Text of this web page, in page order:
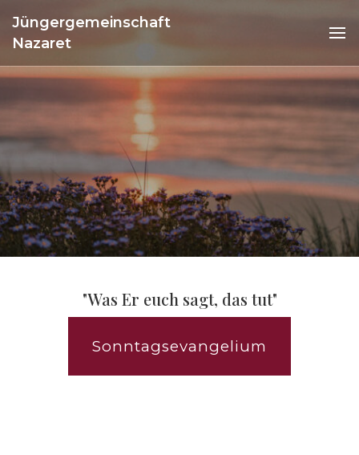
Jüngergemeinschaft
Nazaret
"Was Er euch sagt, das tut"
Sonntagsevangelium